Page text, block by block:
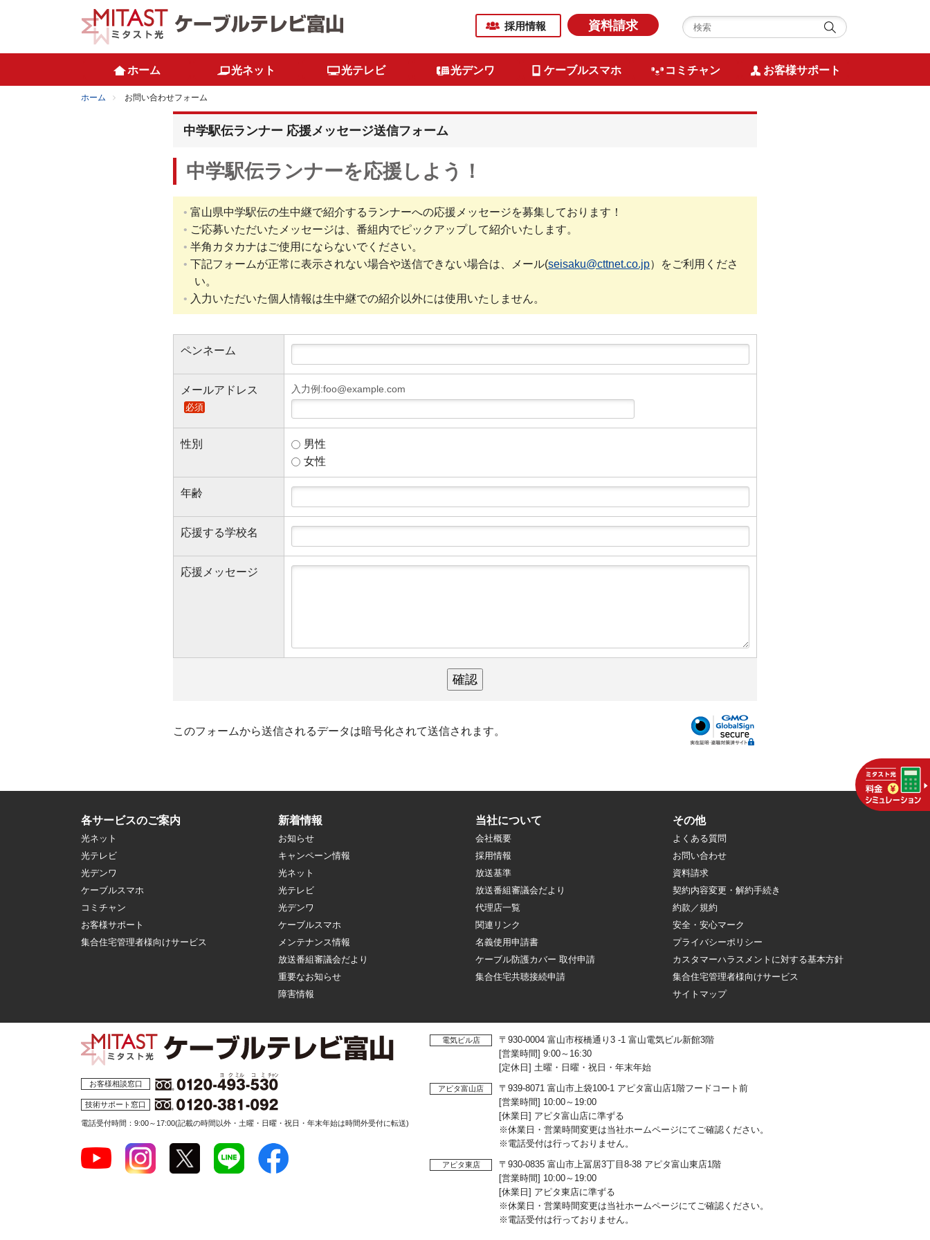
採用情報 資料請求
ホーム 光ネット 光テレビ 光デンワ ケーブルスマホ コミチャン お客様サポート
ホーム お問い合わせフォーム
中学駅伝ランナー 応援メッセージ送信フォーム
中学駅伝ランナーを応援しよう！
富山県中学駅伝の生中継で紹介するランナーへの応援メッセージを募集しております！
ご応募いただいたメッセージは、番組内でピックアップして紹介いたします。
半角カタカナはご使用にならないでください。
下記フォームが正常に表示されない場合や送信できない場合は、メール(seisaku@cttnet.co.jp）をご利用くださ
い。
入力いただいた個人情報は生中継での紹介以外には使用いたしません。
ペンネーム
メールアドレス
必須
入力例:foo@example.com
性別
男性
女性
年齢
応援する学校名
応援メッセージ
このフォームから送信されるデータは暗号化されて送信されます。
各サービスのご案内
光ネット
光テレビ
光デンワ
ケーブルスマホ
コミチャン
お客様サポート
集合住宅管理者様向けサービス
新着情報
お知らせ
キャンペーン情報
光ネット
光テレビ
光デンワ
ケーブルスマホ
メンテナンス情報
放送番組審議会だより
重要なお知らせ
障害情報
当社について
会社概要
採用情報
放送基準
放送番組審議会だより
代理店一覧
関連リンク
名義使用申請書
ケーブル防護カバー 取付申請
集合住宅共聴接続申請
その他
よくある質問
お問い合わせ
資料請求
契約内容変更・解約手続き
約款／規約
安全・安心マーク
プライバシーポリシー
カスタマーハラスメントに対する基本方針
集合住宅管理者様向けサービス
サイトマップ
お客様相談窓口
技術サポート窓口
電話受付時間：9:00～17:00(記載の時間以外・土曜・日曜・祝日・年末年始は時間外受付に転送)
電気ビル店
〒930-0004 富山市桜橋通り3 -1 富山電気ビル新館3階
[営業時間] 9:00～16:30
[定休日] 土曜・日曜・祝日・年末年始
アピタ富山店
〒939-8071 富山市上袋100-1 アピタ富山店1階フードコート前
[営業時間] 10:00～19:00
[休業日] アピタ富山店に準ずる
※休業日・営業時間変更は当社ホームページにてご確認ください。
※電話受付は行っておりません。
アピタ東店
〒930-0835 富山市上冨居3丁目8-38 アピタ富山東店1階
[営業時間] 10:00～19:00
[休業日] アピタ東店に準ずる
※休業日・営業時間変更は当社ホームページにてご確認ください。
※電話受付は行っておりません。